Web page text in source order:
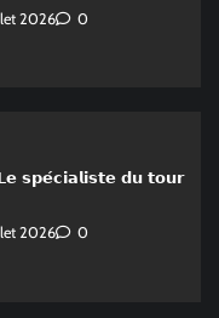
2026 0
𝗱𝘂 𝘁𝗼𝘂𝗿
2026 0